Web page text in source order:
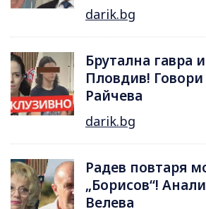
darik.bg
Брутална гавра
Пловдив!
Райчева
darik.bg
Радев повтаря
„Борисов“!
Велева